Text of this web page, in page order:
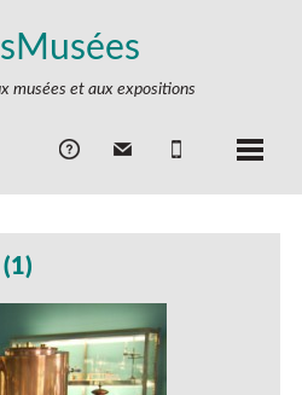
musées et aux expositions
(1)